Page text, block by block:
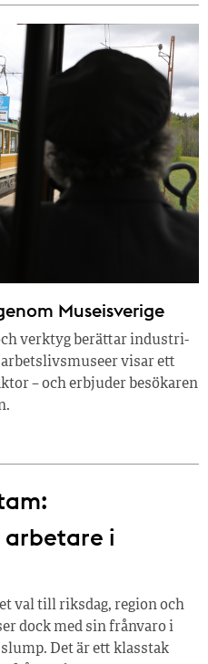
Museisverige
verktyg berättar industri­
visar ett
– och erbjuder besökaren
­arbetare i
val till riksdag, region och
dock med sin frånvaro i
Det är ett klasstak